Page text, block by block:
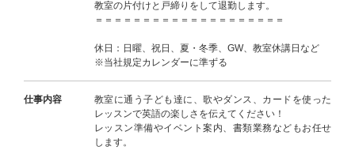
教室の片付けと戸締りをして退勤します。
＝＝＝＝＝＝＝＝＝＝＝＝＝＝＝＝＝＝＝＝
休日：日曜、祝日、夏・冬季、GW、教室休講日など
※当社規定カレンダーに準ずる
仕事内容
教室に通う子ども達に、歌やダンス、カードを使った
レッスンで英語の楽しさを伝えてください！
レッスン準備やイベント案内、書類業務などもお任せ
します。